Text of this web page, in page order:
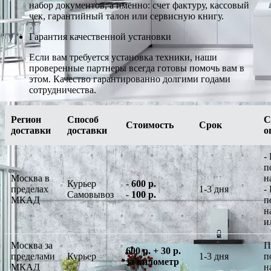
набор документов, а именно: счет фактуру, кассовый
чек, гарантийный талон или сервисную книгу.
Гарантия качественной установки
Если вам требуется установка техники, наши
проверенные партнеры всегда готовы помочь вам в
этом. Качество гарантированно долгими годами
сотрудничества.
Регион
доставки
Способ
доставки
Стоимость Срок
Москва в
пределах
МКАД
Курьер
Самовывоз
- 600 р.
-100 р.
1-3 дня
-
-
Москва за
пределами
МКАД
Курьер
600 р. + 30 р.
за километр
1-3 дня